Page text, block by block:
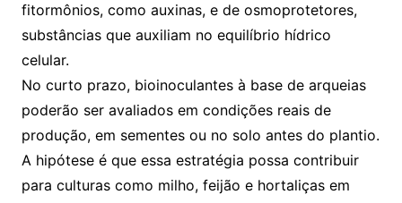
fitormônios, como auxinas, e de osmoprotetores,
substâncias que auxiliam no equilíbrio hídrico
celular.
No curto prazo, bioinoculantes à base de arqueias
poderão ser avaliados em condições reais de
produção, em sementes ou no solo antes do plantio.
A hipótese é que essa estratégia possa contribuir
para culturas como milho, feijão e hortaliças em